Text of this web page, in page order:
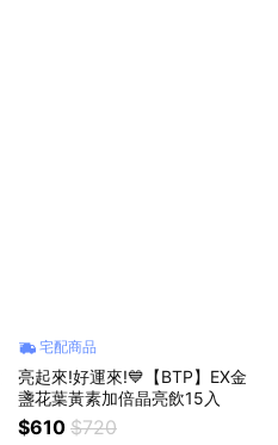
宅配商品
亮起來!好運來!💙【BTP】EX金
盞花葉黃素加倍晶亮飲15入
$610 $720